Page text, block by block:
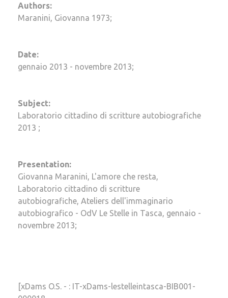
Authors:
Maranini, Giovanna 1973;
Date:
gennaio 2013 - novembre 2013;
Subject:
Laboratorio cittadino di scritture autobiografiche
2013 ;
Presentation:
Giovanna Maranini, L'amore che resta,
Laboratorio cittadino di scritture
autobiografiche, Ateliers dell'immaginario
autobiografico - OdV Le Stelle in Tasca, gennaio -
novembre 2013;
[xDams O.S. - : IT-xDams-lestelleintasca-BIB001-